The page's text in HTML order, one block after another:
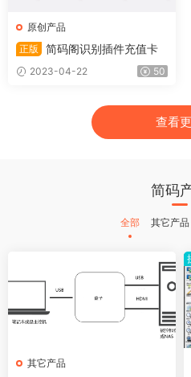
原创产品
正版
简码阁识别插件充值卡
2023-04-22 50
查看
简码
全部 其它产品
其它产品